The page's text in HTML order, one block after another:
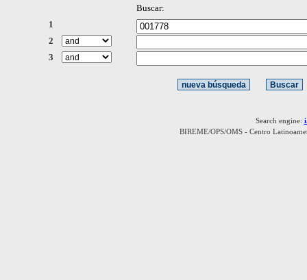
Buscar:
1
2
3
Search engine:
BIREME/OPS/OMS - Centro